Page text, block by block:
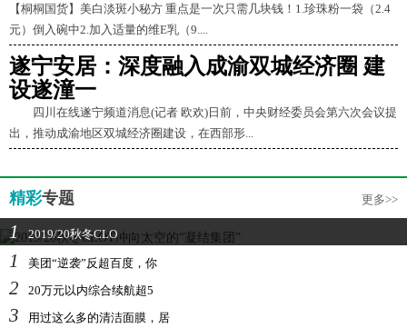
【桐桐国货】美白淡斑小秘方 重点是一次只需几块钱！1.珍珠粉一袋（2.4
元）倒入碗中2.加入适量的维E乳（9....
遂宁安居：深度融入成渝双城经济圈 建
设遂潼一
四川在线遂宁频道消息(记者 欧欢)日前，中央财经委员会第六次会议提
出，推动成渝地区双城经济圈建设，在西部形...
精彩专题 更多>>
1 2019/20秋冬CLO
1 美团“逆袭”反超百度，你
2 20万元以内综合续航超5
3 用过这么多的清洁面膜，居